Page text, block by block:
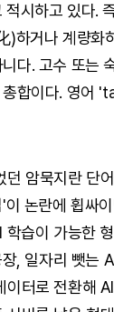
적시하고 있다.
)하거나 계량화
다. 고수 또는
합이다. 영어
던 암묵지란 단
논란에 휩싸
학습이 가능한
, 일자리 뺏는
이터로 전환해